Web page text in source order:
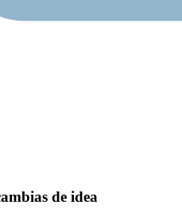
de idea